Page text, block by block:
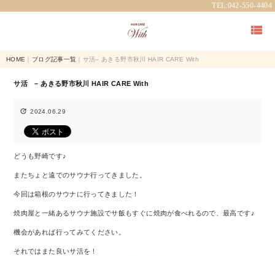
TEL:042-550-4404

HOME ブログ記事一覧 ｜サ活– あきる野市秋川 HAIR CARE With
サ活 – あきる野市秋川 HAIR CARE With
 2024.06.29
どうも野崎です♪
またちょと遠でのサウナ行ってきました。
今回は箱根のサウナに行ってきました！
焼肉屋と一緒あるサウナ施設でサ飯もすぐに焼肉が食べれるので、最高です♪
機会があれば行ってみてください。
それではまた良いサ活を！